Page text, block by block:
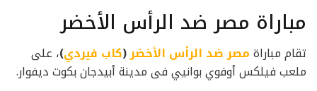
مباراة مصر ضد الرأس الأخضر
تقام مباراةمصر ضد الرأس الأخضر(كاب فيردي)، على
ملعب فيلكس أوفوي بوانيي فى مدينة أبيدجان بكوت ديفوار.